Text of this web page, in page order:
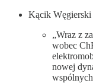
Kącik Węgierski
„Wraz z
wobec
nowej